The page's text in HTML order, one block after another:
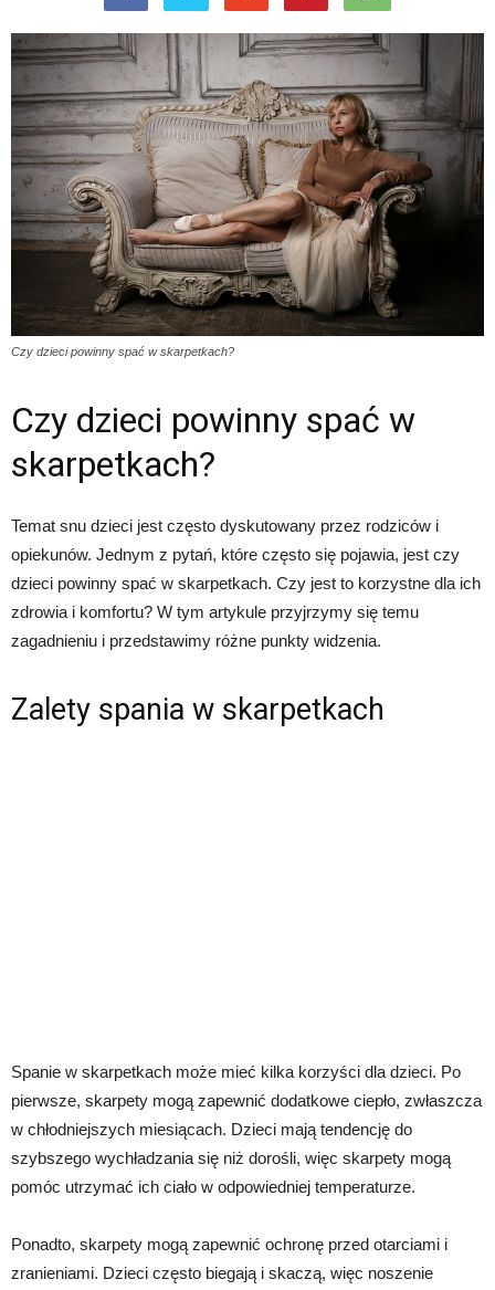
Czy dzieci powinny spać w skarpetkach?
Czy dzieci powinny spać w
skarpetkach?
Temat snu dzieci jest często dyskutowany przez rodziców i
opiekunów. Jednym z pytań, które często się pojawia, jest czy
dzieci powinny spać w skarpetkach. Czy jest to korzystne dla ich
zdrowia i komfortu? W tym artykule przyjrzymy się temu
zagadnieniu i przedstawimy różne punkty widzenia.
Zalety spania w skarpetkach
Spanie w skarpetkach może mieć kilka korzyści dla dzieci. Po
pierwsze, skarpety mogą zapewnić dodatkowe ciepło, zwłaszcza
w chłodniejszych miesiącach. Dzieci mają tendencję do
szybszego wychładzania się niż dorośli, więc skarpety mogą
pomóc utrzymać ich ciało w odpowiedniej temperaturze.
Ponadto, skarpety mogą zapewnić ochronę przed otarciami i
zranieniami. Dzieci często biegają i skaczą, więc noszenie